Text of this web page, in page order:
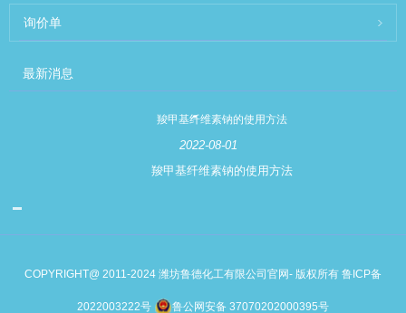
询价单
最新消息
羧甲基纤维素钠的使用方法
2022-08-01
羧甲基纤维素钠的使用方法
COPYRIGHT@ 2011-2024 潍坊鲁德化工有限公司官网- 版权所有 鲁ICP备
2022003222号 鲁公网安备 37070202000395号